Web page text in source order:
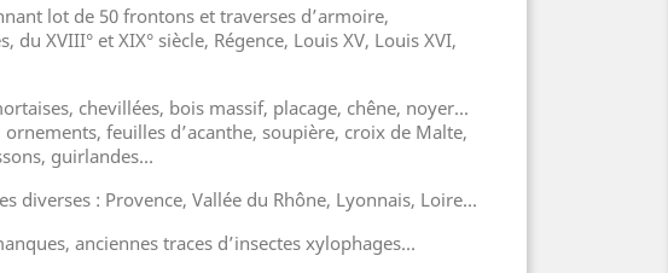
lot de 50 frontons et traverses d’armoire,
du XVIII° et XIX° siècle, Régence, Louis XV, Louis XVI,
chevillées, bois massif, placage, chêne, noyer...
ornements, feuilles d’acanthe, soupière, croix de Malte,
guirlandes…
diverses : Provence, Vallée du Rhône, Lyonnais, Loire...
anciennes traces d’insectes xylophages...